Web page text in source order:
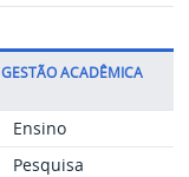
GESTÃO ACADÊMICA
Ensino
Pesquisa